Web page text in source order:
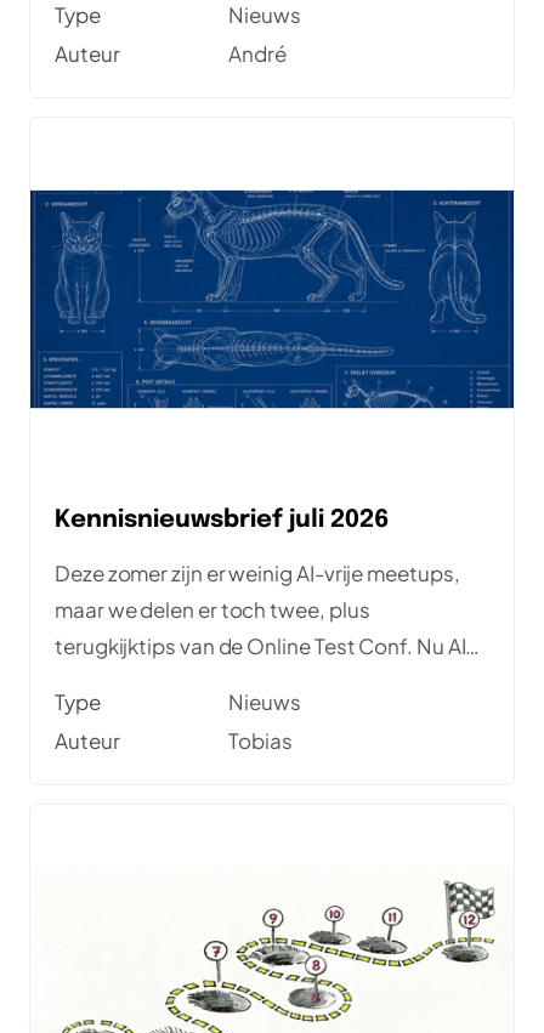
bouwden André, Bas en Hidde een lokale AI
code reviewer met Ollama en het Qwen2.5-
je hoe de tool is opgebouwd, welke inzichten
de hackathon opleverde en waarom lokaal
werken verrassend veel voordelen heeft.
Type
Nieuws
Auteur
André
Kennisnieuwsbrief juli 2026
Deze zomer zijn er weinig AI-vrije meetups,
maar we delen er toch twee, plus
terugkijktips van de Online Test Conf. Nu AI-
kwaliteitsborging. Een belangrijke kans voor
testers, daarom diverse artikelen en video's
Type
Nieuws
Auteur
Tobias